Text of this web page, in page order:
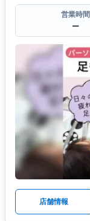
営業時間
ー
店舗情報